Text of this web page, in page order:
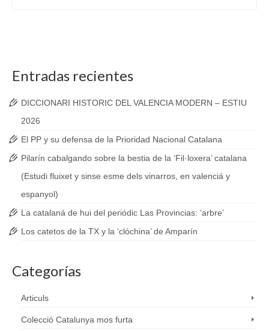
Entradas recientes
DICCIONARI HISTORIC DEL VALENCIA MODERN – ESTIU
2026
El PP y su defensa de la Prioridad Nacional Catalana
Pilarín cabalgando sobre la bestia de la ‘Fil·loxera’ catalana
(Estudi fluixet y sinse esme dels vinarros, en valenciá y
espanyol)
La catalaná de hui del periódic Las Provincias: ‘arbre’
Los catetos de la TX y la ‘clóchina’ de Amparín
Categorías
Articuls
Colecció Catalunya mos furta